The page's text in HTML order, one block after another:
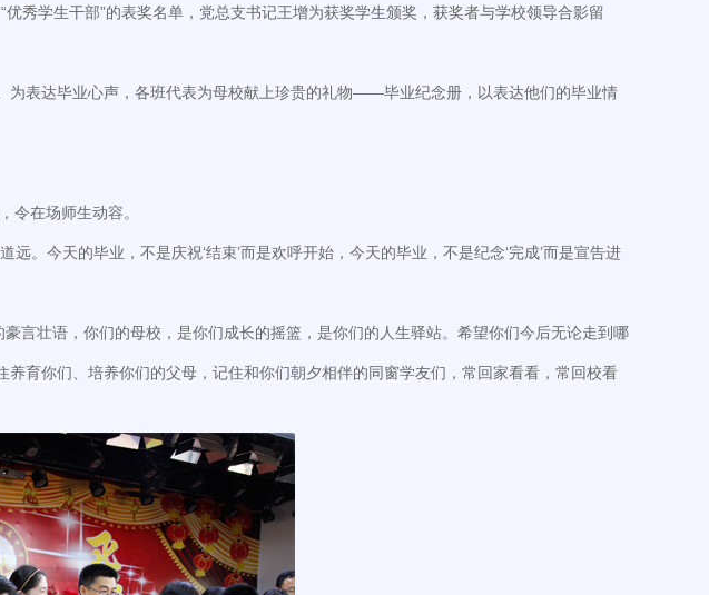
秀学生干部”的表奖名单，党总支书记王增为获奖学生颁奖，获奖者与学校领导合影留
表达毕业心声，各班代表为母校献上珍贵的礼物——毕业纪念册，以表达他们的毕业情
令在场师生动容。
。今天的毕业，不是庆祝‘结束’而是欢呼开始，今天的毕业，不是纪念‘完成’而是宣告进
言壮语，你们的母校，是你们成长的摇篮，是你们的人生驿站。希望你们今后无论走到哪
育你们、培养你们的父母，记住和你们朝夕相伴的同窗学友们，常回家看看，常回校看